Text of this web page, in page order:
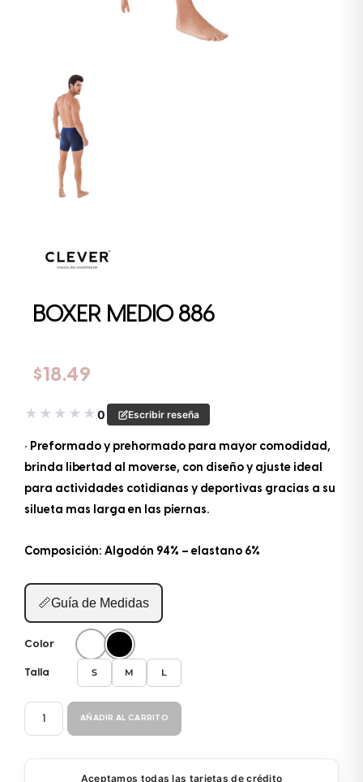
BOXER MEDIO 886
$18.49
★ ★ ★ ★ ★0 Escribir reseña
• Preformado y prehormado para mayor comodidad,
brinda libertad al moverse, con diseño y ajuste ideal
para actividades cotidianas y deportivas gracias a su
silueta mas larga en las piernas.
Composición: Algodón 94% – elastano 6%
📏Guía de Medidas
Color
Talla S M L
BOXER
MEDIO
cantidad
AÑADIR AL CARRITO
Aceptamos todas las tarjetas de crédito